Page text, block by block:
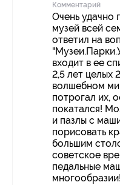
Комментарий
Очень удачно
музей всей
ответил на
входит в ее
2,5 лет целых
волшебном
потрогал их,
покатался!
и пазлы с
порисовать
большим
советское
педальные